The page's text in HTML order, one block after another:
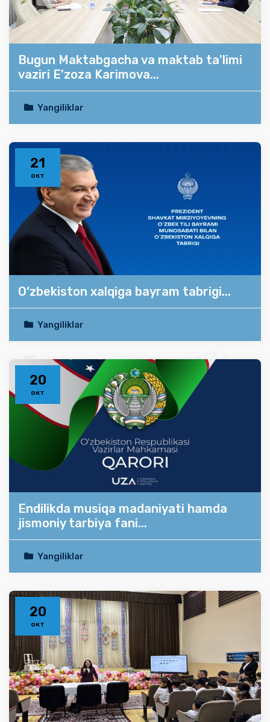
Bugun Maktabgacha va maktab ta'limi
vaziri E'zoza Karimova...
Yangiliklar
21
окт
O‘zbekiston xalqiga bayram tabrigi...
Yangiliklar
20
окт
Endilikda musiqa madaniyati hamda
jismoniy tarbiya fani...
Yangiliklar
20
окт